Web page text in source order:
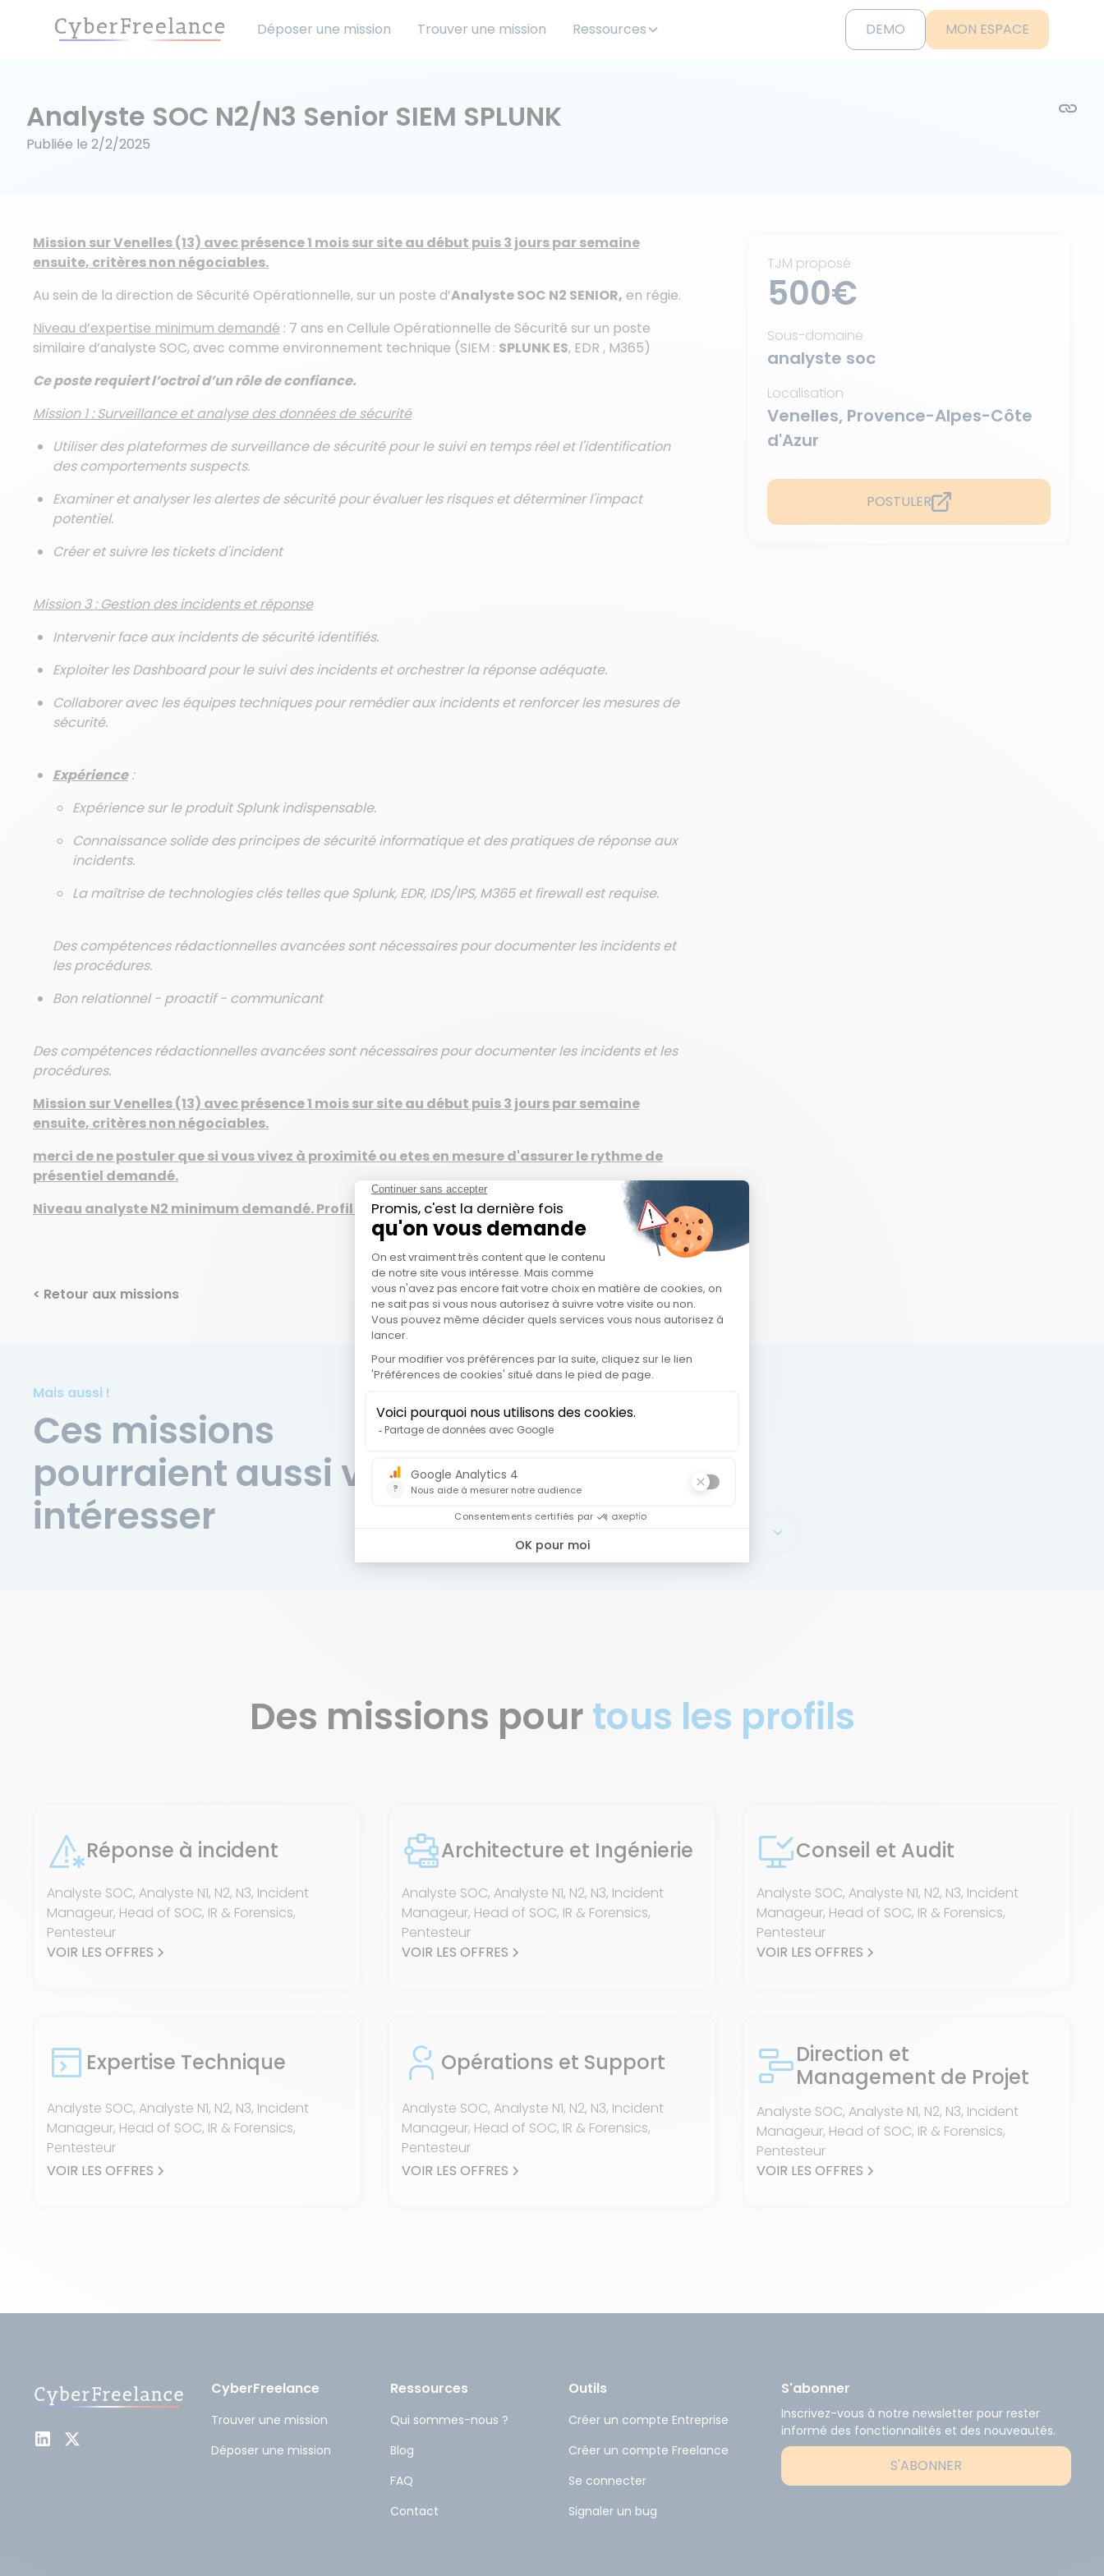
Déposer une mission Trouver une mission Ressources DEMO MON ESPACE
Analyste SOC N2/N3 Senior SIEM SPLUNK
Publiée le 2/2/2025
Mission sur Venelles (13) avec présence 1 mois sur site au début puis 3 jours par semaine
ensuite, critères non négociables.
Au sein de la direction de Sécurité Opérationnelle, sur un poste d’Analyste SOC N2 SENIOR, en régie.
Niveau d’expertise minimum demandé : 7 ans en Cellule Opérationnelle de Sécurité sur un poste
similaire d’analyste SOC, avec comme environnement technique (SIEM : SPLUNK ES, EDR , M365)
Ce poste requiert l’octroi d’un rôle de confiance.
Mission 1 : Surveillance et analyse des données de sécurité
Utiliser des plateformes de surveillance de sécurité pour le suivi en temps réel et l'identification
des comportements suspects.
Examiner et analyser les alertes de sécurité pour évaluer les risques et déterminer l'impact
potentiel.
Créer et suivre les tickets d'incident
Mission 3 : Gestion des incidents et réponse
Intervenir face aux incidents de sécurité identifiés.
Exploiter les Dashboard pour le suivi des incidents et orchestrer la réponse adéquate.
Collaborer avec les équipes techniques pour remédier aux incidents et renforcer les mesures de
sécurité.
Expérience:
Expérience sur le produit Splunk indispensable.
Connaissance solide des principes de sécurité informatique et des pratiques de réponse aux
incidents.
La maîtrise de technologies clés telles que Splunk, EDR, IDS/IPS, M365 et firewall est requise.
Des compétences rédactionnelles avancées sont nécessaires pour documenter les incidents et
les procédures.
Bon relationnel - proactif - communicant
Des compétences rédactionnelles avancées sont nécessaires pour documenter les incidents et les
procédures.
Mission sur Venelles (13) avec présence 1 mois sur site au début puis 3 jours par semaine
ensuite, critères non négociables.
merci de ne postuler que si vous vivez à proximité ou etes en mesure d'assurer le rythme de
présentiel demandé.
Niveau analyste N2 minimum demandé. Profil solide demandé.
TJM proposé
500€
Sous-domaine
analyste soc
Localisation
Venelles, Provence-Alpes-Côte
d'Azur
POSTULER
< Retour aux missions
Mais aussi !
Ces missions
pourraient aussi vous
intéresser
Des missions pourtous les profils
Réponse à incident
Analyste SOC, Analyste N1, N2, N3, Incident
Manageur, Head of SOC, IR & Forensics,
Pentesteur
VOIR LES OFFRES
Architecture et Ingénierie
Analyste SOC, Analyste N1, N2, N3, Incident
Manageur, Head of SOC, IR & Forensics,
Pentesteur
VOIR LES OFFRES
Conseil et Audit
Analyste SOC, Analyste N1, N2, N3, Incident
Manageur, Head of SOC, IR & Forensics,
Pentesteur
VOIR LES OFFRES
Expertise Technique
Analyste SOC, Analyste N1, N2, N3, Incident
Manageur, Head of SOC, IR & Forensics,
Pentesteur
VOIR LES OFFRES
Opérations et Support
Analyste SOC, Analyste N1, N2, N3, Incident
Manageur, Head of SOC, IR & Forensics,
Pentesteur
VOIR LES OFFRES
Direction et
Management de Projet
Analyste SOC, Analyste N1, N2, N3, Incident
Manageur, Head of SOC, IR & Forensics,
Pentesteur
VOIR LES OFFRES
CyberFreelance
Trouver une mission
Déposer une mission
Ressources
Qui sommes-nous ?
Blog
FAQ
Contact
Outils
Créer un compte Entreprise
Créer un compte Freelance
Se connecter
Signaler un bug
S'abonner
Inscrivez-vous à notre newsletter pour rester
informé des fonctionnalités et des nouveautés.
S'ABONNER